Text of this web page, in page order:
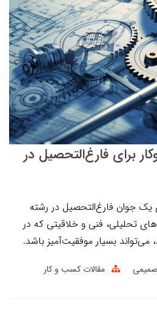
برای فارغ‌التحصیل در
یک جوان فارغ‌التحصیل در رشته
تحلیلی، فنی و خلاقیتی که در
بسیار موفقیت‌آمیز باشد.
مقالات کسب و کار